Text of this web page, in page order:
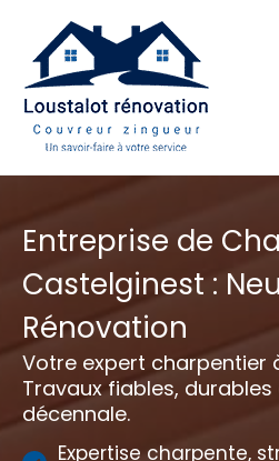
contenu
Entreprise de
Castelginest :
Rénovation
Votre expert charpentier
Travaux fiables,
décennale.
Expertise charpente,